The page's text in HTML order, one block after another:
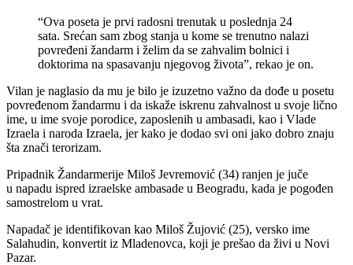
“Ova poseta je prvi radosni trenutak u poslednja 24
sata. Srećan sam zbog stanja u kome se trenutno nalazi
povređeni žandarm i želim da se zahvalim bolnici i
doktorima na spasavanju njegovog života”, rekao je on.
Vilan je naglasio da mu je bilo je izuzetno važno da dođe u posetu
povređenom žandarmu i da iskaže iskrenu zahvalnost u svoje lično
ime, u ime svoje porodice, zaposlenih u ambasadi, kao i Vlade
Izraela i naroda Izraela, jer kako je dodao svi oni jako dobro znaju
šta znači terorizam.
Pripadnik Žandarmerije Miloš Jevremović (34) ranjen je juče
u napadu ispred izraelske ambasade u Beogradu, kada je pogođen
samostrelom u vrat.
Napadač je identifikovan kao Miloš Žujović (25), versko ime
Salahudin, konvertit iz Mladenovca, koji je prešao da živi u Novi
Pazar.